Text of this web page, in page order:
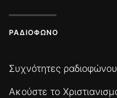
ΡΑΔΙΌΦΩΝΟ
Συχνότητες ραδιοφώνου
Ακούστε το